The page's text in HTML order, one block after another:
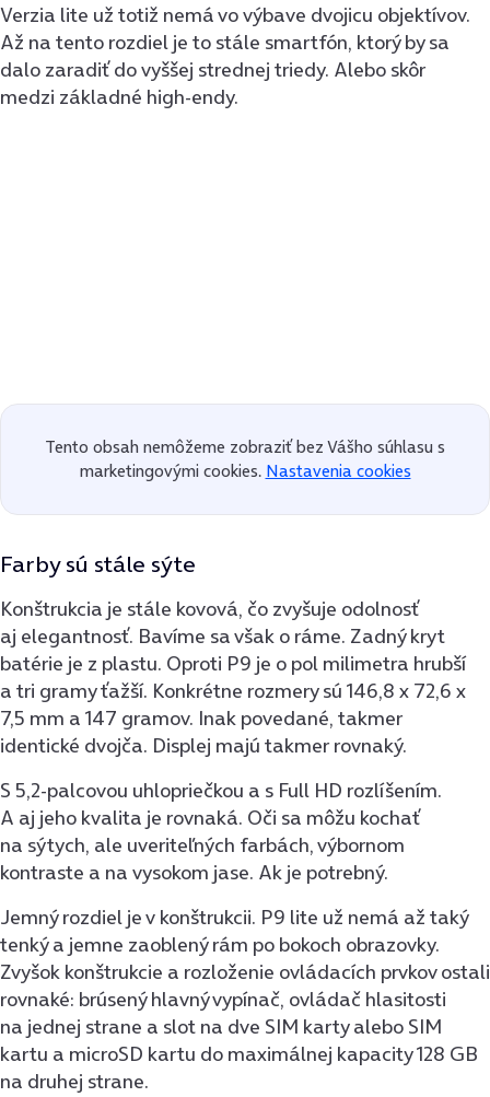
Verzia lite už totiž nemá vo výbave dvojicu objektívov.
Až na tento rozdiel je to stále smartfón, ktorý by sa
dalo zaradiť do vyššej strednej triedy. Alebo skôr
medzi základné high-endy.
Tento obsah nemôžeme zobraziť bez Vášho súhlasu s
marketingovými cookies. Nastavenia cookies
Farby sú stále sýte
Konštrukcia je stále kovová, čo zvyšuje odolnosť
aj elegantnosť. Bavíme sa však o ráme. Zadný kryt
batérie je z plastu. Oproti P9 je o pol milimetra hrubší
a tri gramy ťažší. Konkrétne rozmery sú 146,8 x 72,6 x
7,5 mm a 147 gramov. Inak povedané, takmer
identické dvojča. Displej majú takmer rovnaký.
S 5,2-palcovou uhlopriečkou a s Full HD rozlíšením.
A aj jeho kvalita je rovnaká. Oči sa môžu kochať
na sýtych, ale uveriteľných farbách, výbornom
kontraste a na vysokom jase. Ak je potrebný.
Jemný rozdiel je v konštrukcii. P9 lite už nemá až taký
tenký a jemne zaoblený rám po bokoch obrazovky.
Zvyšok konštrukcie a rozloženie ovládacích prvkov ostali
rovnaké: brúsený hlavný vypínač, ovládač hlasitosti
na jednej strane a slot na dve SIM karty alebo SIM
kartu a microSD kartu do maximálnej kapacity 128 GB
na druhej strane.